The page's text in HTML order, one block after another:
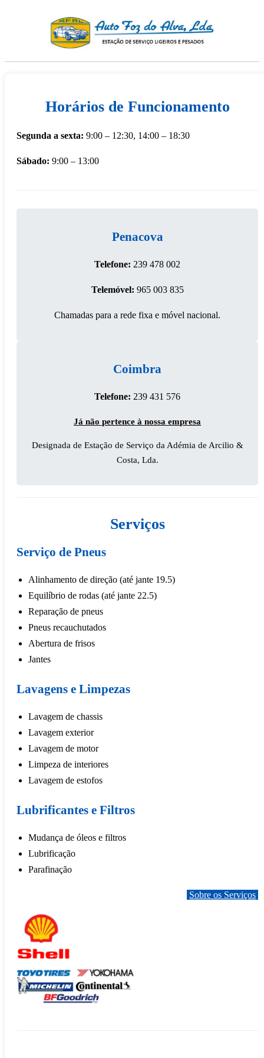
Horários de Funcionamento
Segunda a sexta: 9:00 – 12:30, 14:00 – 18:30
Sábado: 9:00 – 13:00
Penacova
Telefone: 239 478 002
Telemóvel: 965 003 835
Chamadas para a rede fixa e móvel nacional.
Coimbra
Telefone: 239 431 576
Já não pertence à nossa empresa
Designada de Estação de Serviço da Adémia de Arcilio &
Costa, Lda.
Serviços
Serviço de Pneus
Alinhamento de direção (até jante 19.5)
Equilíbrio de rodas (até jante 22.5)
Reparação de pneus
Pneus recauchutados
Abertura de frisos
Jantes
Lavagens e Limpezas
Lavagem de chassis
Lavagem exterior
Lavagem de motor
Limpeza de interiores
Lavagem de estofos
Lubrificantes e Filtros
Mudança de óleos e filtros
Lubrificação
Parafinação
Sobre os Serviços